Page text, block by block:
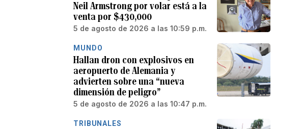
Neil Armstrong por volar está a la
venta por $430,000
5 de agosto de 2026 a las 10:59 p.m.
MUNDO
Hallan dron con explosivos en
aeropuerto de Alemania y
advierten sobre una “nueva
dimensión de peligro”
5 de agosto de 2026 a las 10:47 p.m.
TRIBUNALES